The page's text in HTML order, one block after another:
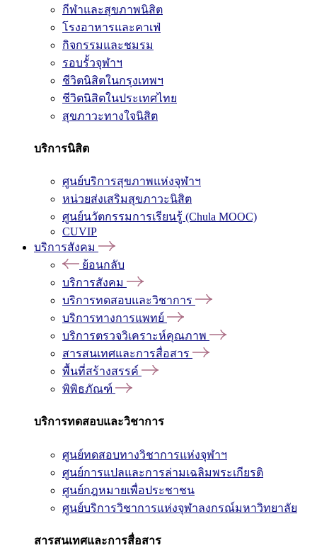
กีฬาและสุขภาพนิสิต
โรงอาหารและคาเฟ่
กิจกรรมและชมรม
รอบรั้วจุฬาฯ
ชีวิตนิสิตในกรุงเทพฯ
ชีวิตนิสิตในประเทศไทย
สุขภาวะทางใจนิสิต
บริการนิสิต
ศูนย์บริการสุขภาพแห่งจุฬาฯ
หน่วยส่งเสริมสุขภาวะนิสิต
ศูนย์นวัตกรรมการเรียนรู้ (Chula MOOC)
CUVIP
บริการสังคม
ย้อนกลับ
บริการสังคม
บริการทดสอบและวิชาการ
บริการทางการแพทย์
บริการตรวจวิเคราะห์คุณภาพ
สารสนเทศและการสื่อสาร
พื้นที่สร้างสรรค์
พิพิธภัณฑ์
บริการทดสอบและวิชาการ
ศูนย์ทดสอบทางวิชาการแห่งจุฬาฯ
ศูนย์การแปลและการล่ามเฉลิมพระเกียรติ
ศูนย์กฎหมายเพื่อประชาชน
ศูนย์บริการวิชาการแห่งจุฬาลงกรณ์มหาวิทยาลัย
สารสนเทศและการสื่อสาร